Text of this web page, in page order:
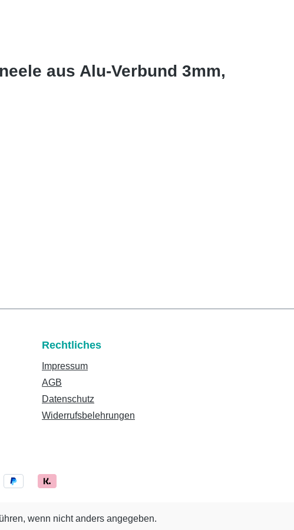
aus Alu-Verbund 3mm,
Rechtliches
Impressum
AGB
Datenschutz
Widerrufsbelehrungen
wenn nicht anders angegeben.